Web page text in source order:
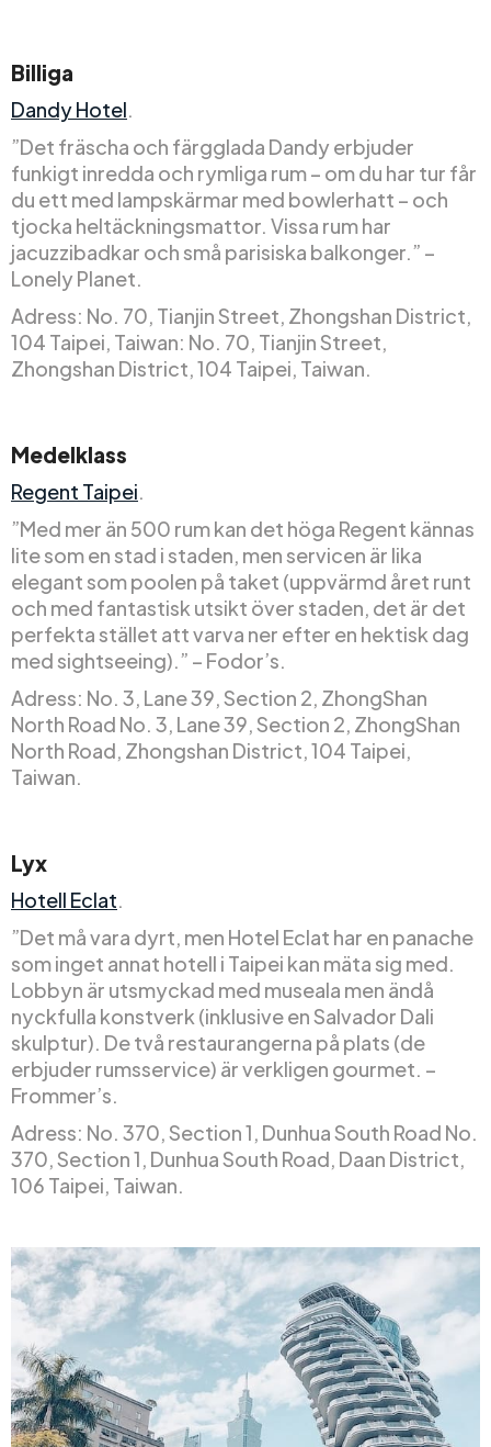
Billiga
Dandy Hotel
”Det fräscha och färgglada Dandy erbjuder
funkigt inredda och rymliga rum – om du har tur får
du ett med lampskärmar med bowlerhatt – och
tjocka heltäckningsmattor. Vissa rum har
jacuzzibadkar och små parisiska balkonger.” –
Lonely Planet.
Adress: No. 70, Tianjin Street, Zhongshan District,
104 Taipei, Taiwan: No. 70, Tianjin Street,
Zhongshan District, 104 Taipei, Taiwan.
Medelklass
Regent Taipei
”Med mer än 500 rum kan det höga Regent kännas
lite som en stad i staden, men servicen är lika
elegant som poolen på taket (uppvärmd året runt
och med fantastisk utsikt över staden, det är det
perfekta stället att varva ner efter en hektisk dag
med sightseeing).” – Fodor’s.
Adress: No. 3, Lane 39, Section 2, ZhongShan
North Road No. 3, Lane 39, Section 2, ZhongShan
North Road, Zhongshan District, 104 Taipei,
Taiwan.
Lyx
Hotell Eclat
”Det må vara dyrt, men Hotel Eclat har en panache
som inget annat hotell i Taipei kan mäta sig med.
Lobbyn är utsmyckad med museala men ändå
nyckfulla konstverk (inklusive en Salvador Dali
skulptur). De två restaurangerna på plats (de
erbjuder rumsservice) är verkligen gourmet. –
Frommer’s.
Adress: No. 370, Section 1, Dunhua South Road No.
370, Section 1, Dunhua South Road, Daan District,
106 Taipei, Taiwan.